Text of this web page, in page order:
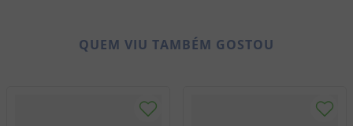
QUEM VIU TAMBÉM GOSTOU